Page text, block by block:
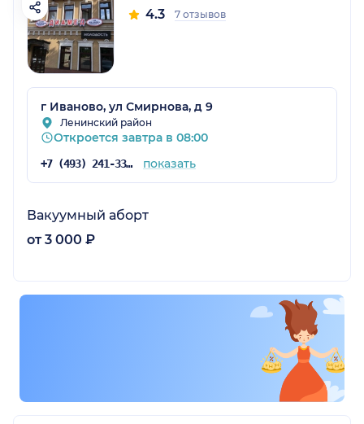
4.3 7 отзывов
г Иваново, ул Смирнова, д 9
Ленинский район
Откроется завтра в 08:00
+7 (493) 241-33-41 показать
Вакуумный аборт
от 3 000 ₽